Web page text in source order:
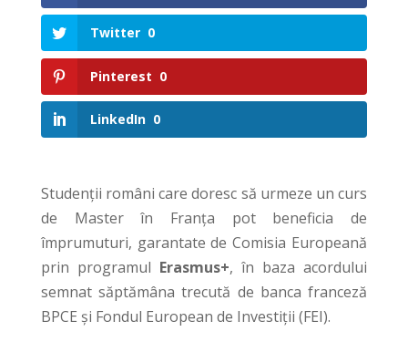
Twitter 0
Pinterest 0
LinkedIn 0
Studenții români care doresc să urmeze un curs
de Master în Franța pot beneficia de
împrumuturi, garantate de Comisia Europeană
prin programul Erasmus+, în baza acordului
semnat săptămâna trecută de banca franceză
BPCE și Fondul European de Investiții (FEI).